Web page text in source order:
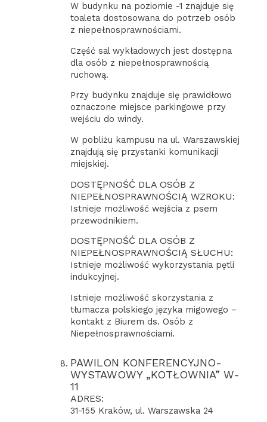
W budynku na poziomie -1 znajduje się
toaleta dostosowana do potrzeb osób
z niepełnosprawnościami.
Część sal wykładowych jest dostępna
dla osób z niepełnosprawnością
ruchową.
Przy budynku znajduje się prawidłowo
oznaczone miejsce parkingowe przy
wejściu do windy.
W pobliżu kampusu na ul. Warszawskiej
znajdują się przystanki komunikacji
miejskiej.
DOSTĘPNOŚĆ DLA OSÓB Z
NIEPEŁNOSPRAWNOŚCIĄ WZROKU:
Istnieje możliwość wejścia z psem
przewodnikiem.
DOSTĘPNOŚĆ DLA OSÓB Z
NIEPEŁNOSPRAWNOŚCIĄ SŁUCHU:
Istnieje możliwość wykorzystania pętli
indukcyjnej.
Istnieje możliwość skorzystania z
tłumacza polskiego języka migowego –
kontakt z Biurem ds. Osób z
Niepełnosprawnościami.
PAWILON KONFERENCYJNO-
WYSTAWOWY „KOTŁOWNIA” W-
11
ADRES:
31-155 Kraków, ul. Warszawska 24